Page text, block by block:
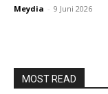
Meydia - 9 Juni 2026
MOST READ